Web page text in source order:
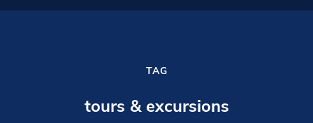
Enter)
TAG
tours & excursions